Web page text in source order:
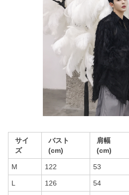
サイ
ズ
バスト
(cm)
肩幅
(cm)
M 122 53
L 126 54